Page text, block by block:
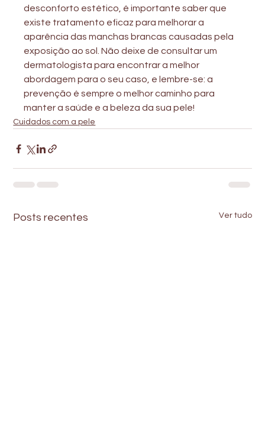
desconforto estético, é importante saber que
existe tratamento eficaz para melhorar a
aparência das manchas brancas causadas pela
exposição ao sol. Não deixe de consultar um
dermatologista para encontrar a melhor
abordagem para o seu caso, e lembre-se: a
prevenção é sempre o melhor caminho para
manter a saúde e a beleza da sua pele!
Cuidados com a pele
Posts recentes Ver tudo